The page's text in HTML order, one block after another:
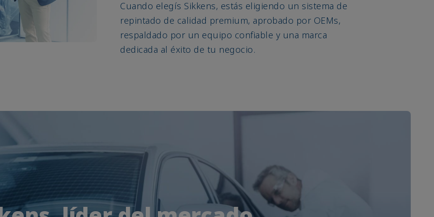
Cuando elegís Sikkens, estás eligiendo un sistema de
repintado de calidad premium, aprobado por OEMs,
respaldado por un equipo confiable y una marca
dedicada al éxito de tu negocio.